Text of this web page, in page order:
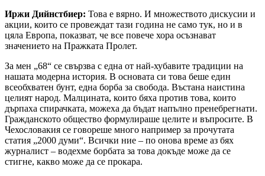
Иржи Дийнстбиер: Това е вярно. И множеството дискусии и
акции, които се провеждат тази година не само тук, но и в
цяла Европа, показват, че все повече хора осъзнават
значението на Пражката Пролет.
За мен „68“ се свързва с една от най-хубавите традиции на
нашата модерна история. В основата си това беше един
всеобхватен бунт, една борба за свобода. Въстана наистина
целият народ. Малцината, които бяха против това, които
дърпаха спирачката, можеха да бъдат напълно пренебрегнати.
Гражданското общество формулираше целите и въпросите. В
Чехословакия се говореше много например за прочутата
статия „2000 думи“. Всички ние – по онова време аз бях
журналист – водехме борбата за това докъде може да се
стигне, какво може да се прокара.